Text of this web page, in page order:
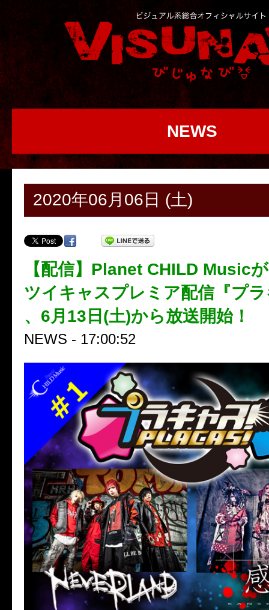
NEWS
2020年06月06日 (土)
【配信】Planet CHILD Music
ツイキャスプレミア配信『プ
、6月13日(土)から放送開始！
NEWS - 17:00:52